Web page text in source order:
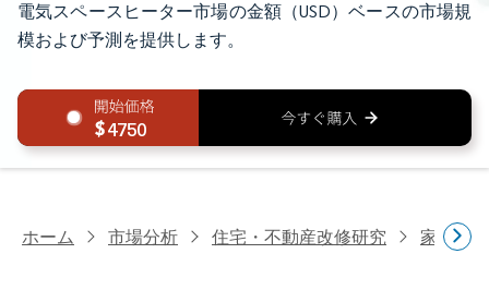
電気スペースヒーター市場の金額（USD）ベースの市場規
模および予測を提供します。
4750
ホーム 市場分析 住宅・不動産改修研究 家電研究